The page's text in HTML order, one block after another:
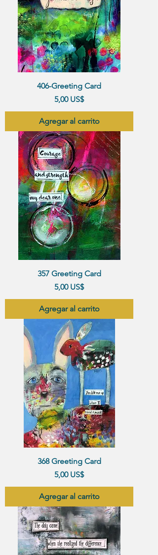
406-Greeting Card
Precio
5,00 US$
Agregar al carrito
357 Greeting Card
Precio
5,00 US$
Agregar al carrito
368 Greeting Card
Precio
5,00 US$
Agregar al carrito